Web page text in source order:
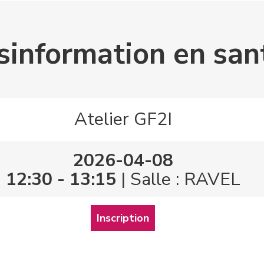
en
Atelier GF2I
2026-04-08
12:30 - 13:15 | Salle : RAVEL
Inscription